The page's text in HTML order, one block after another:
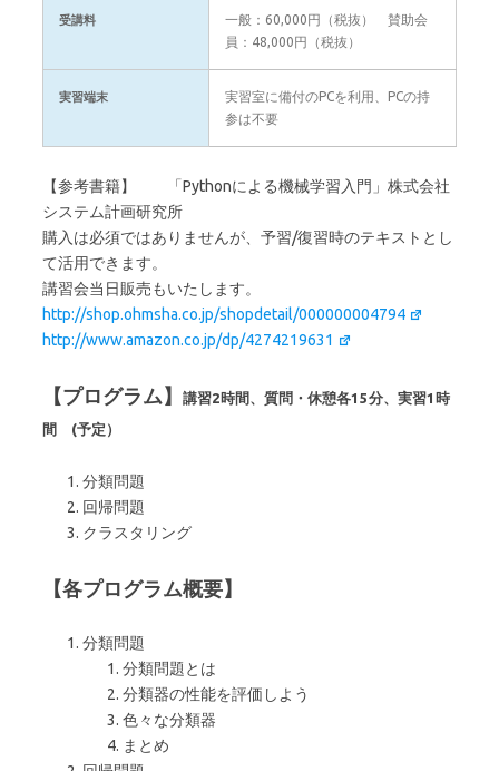
受講料
一般：60,000円（税抜） 賛助会
員：48,000円（税抜）
実習端末
実習室に備付のPCを利用、PCの持
参は不要
【参考書籍】 「Pythonによる機械学習入門」株式会社
システム計画研究所
購入は必須ではありませんが、予習/復習時のテキストとし
て活用できます。
講習会当日販売もいたします。
http://shop.ohmsha.co.jp/shopdetail/000000004794
http://www.amazon.co.jp/dp/4274219631
【プログラム】
講習2時間、質問・休憩各15分、実習1時
間 (予定）
分類問題
回帰問題
クラスタリング
【各プログラム概要】
分類問題
分類問題とは
分類器の性能を評価しよう
色々な分類器
まとめ